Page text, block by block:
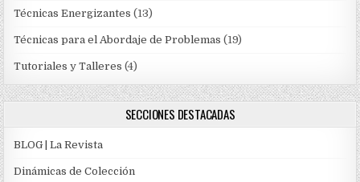
Técnicas Energizantes (13)
Técnicas para el Abordaje de Problemas (19)
Tutoriales y Talleres (4)
SECCIONES DESTACADAS
BLOG | La Revista
Dinámicas de Colección